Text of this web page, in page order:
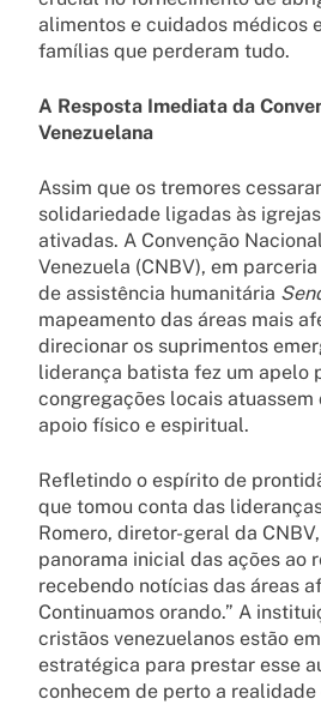
alimentos e cuidados médicos
famílias que perderam tudo.
A Resposta Imediata da
Venezuelana
Assim que os tremores
solidariedade ligadas às
ativadas. A Convenção
Venezuela (CNBV), em
de assistência humanitária
mapeamento das áreas mais
direcionar os suprimentos
liderança batista fez um apelo
congregações locais atuassem
apoio físico e espiritual.
Refletindo o espírito de
que tomou conta das
Romero, diretor-geral da
panorama inicial das ações ao
recebendo notícias das áreas
Continuamos orando.” A
cristãos venezuelanos estão
estratégica para prestar esse
conhecem de perto a realidade